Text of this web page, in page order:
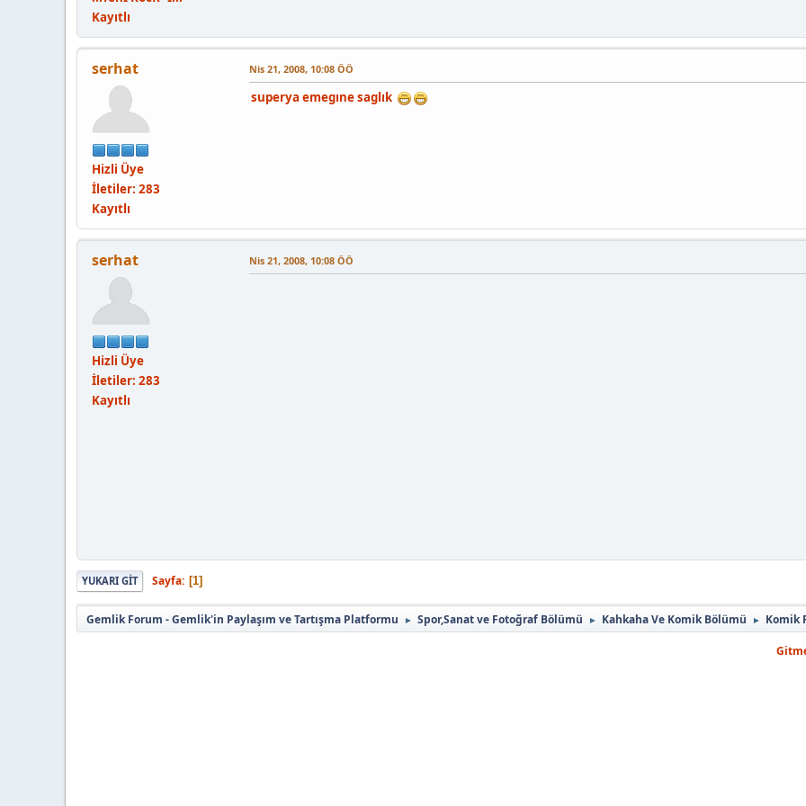
Kayıtlı
serhat
Hizli Üye
İletiler: 283
Kayıtlı
Nis 21, 2008, 10:08 ÖÖ
superya emegıne saglık
serhat
Hizli Üye
İletiler: 283
Kayıtlı
Nis 21, 2008, 10:08 ÖÖ
YUKARI GIT Sayfa 1
Gemlik Forum - Gemlik'in Paylaşım ve Tartışma Platformu ► Spor,Sanat ve Fotoğraf Bölümü ► Kahkaha Ve Komik Bölümü ► Komik